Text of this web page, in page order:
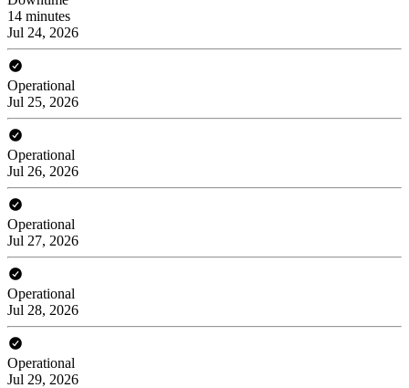
14 minutes
Jul 24, 2026
Operational
Jul 25, 2026
Operational
Jul 26, 2026
Operational
Jul 27, 2026
Operational
Jul 28, 2026
Operational
Jul 29, 2026